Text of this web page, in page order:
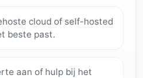
cloud of self-hosted
beste past.
aan of hulp bij het